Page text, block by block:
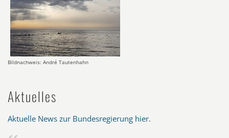
Bildnachweis: André Tautenhahn
Aktuelles
Aktuelle News zur Bundesregierung hier.